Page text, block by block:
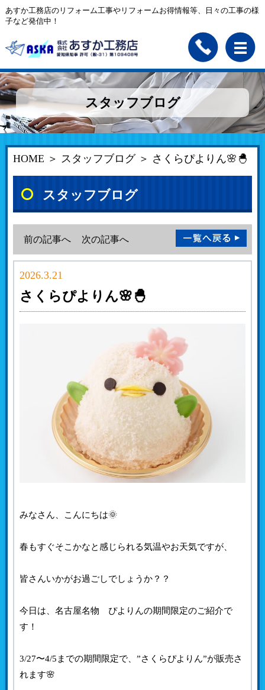
あすか工務店のリフォーム工事やリフォームお得情報等、日々の工事の様
子など発信中！
スタッフブログ
HOME ＞ スタッフブログ＞ さくらぴよりん🌸🐣
スタッフブログ
前の記事へ 次の記事へ
2026.3.21
さくらぴよりん🌸🐣
みなさん、こんにちは🌞
春もすぐそこかなと感じられる気温やお天気ですが、
皆さんいかがお過ごしでしょうか？？
今日は、名古屋名物 ぴよりんの期間限定のご紹介で
す！
3/27〜4/5までの期間限定で、”さくらぴよりん”が販売さ
れます🌸